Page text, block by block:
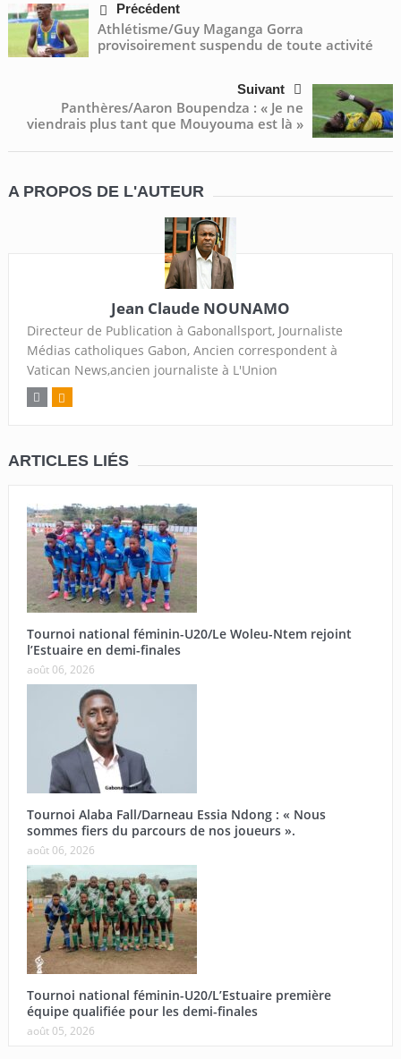
Précédent
Athlétisme/Guy Maganga Gorra
provisoirement suspendu de toute activité
Suivant
Panthères/Aaron Boupendza : « Je ne
viendrais plus tant que Mouyouma est là »
A PROPOS DE L'AUTEUR
Jean Claude NOUNAMO
Directeur de Publication à Gabonallsport, Journaliste
Médias catholiques Gabon, Ancien correspondent à
Vatican News,ancien journaliste à L'Union
ARTICLES LIÉS
Tournoi national féminin-U20/Le Woleu-Ntem rejoint
l’Estuaire en demi-finales
août 06, 2026
Tournoi Alaba Fall/Darneau Essia Ndong : « Nous
sommes fiers du parcours de nos joueurs ».
août 06, 2026
Tournoi national féminin-U20/L’Estuaire première
équipe qualifiée pour les demi-finales
août 05, 2026